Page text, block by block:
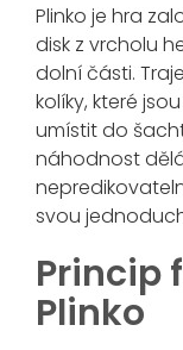
Plinko je hra
disk z vrcholu
dolní části.
kolíky, které
umístit do
náhodnost
svou
Princip
Plinko